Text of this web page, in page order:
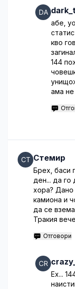
абе,
кво
144
ама
Стемир
Брех, баси
ден... да го
хора? Дано
камиона и
да се
Тракия
Отговори
Ех...